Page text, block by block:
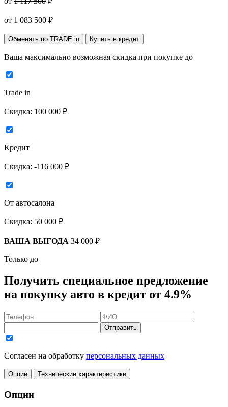
от 1 083 500 ₽
Обменять по TRADE in Купить в кредит
Ваша максимально возможная скидка при покупке до
Trade in
Скидка: 100 000 ₽
Кредит
Скидка: -116 000 ₽
От автосалона
Скидка: 50 000 ₽
ВАША ВЫГОДА 34 000 ₽
Только до
Получить специальное предложение
на покупку авто в кредит от 4.9%
Отправить
Согласен на обработку персональных данных
Опции Технические характеристики
Опции